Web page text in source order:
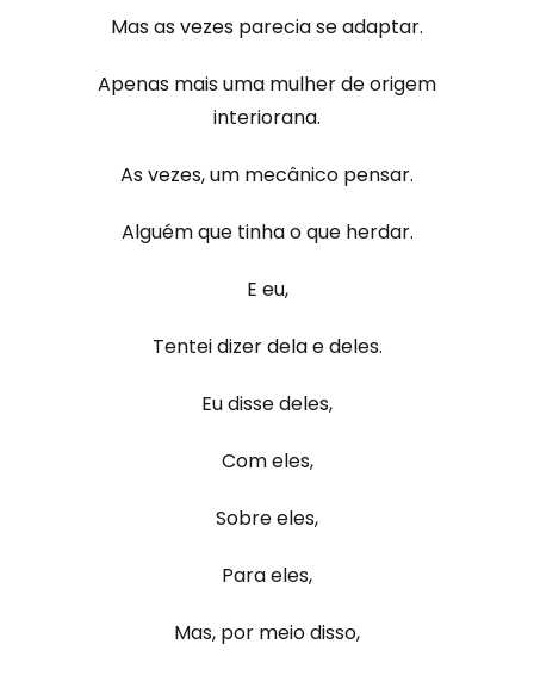
Mas as vezes parecia se adaptar.
Apenas mais uma mulher de origem
interiorana.
As vezes, um mecânico pensar.
Alguém que tinha o que herdar.
E eu,
Tentei dizer dela e deles.
Eu disse deles,
Com eles,
Sobre eles,
Para eles,
Mas, por meio disso,